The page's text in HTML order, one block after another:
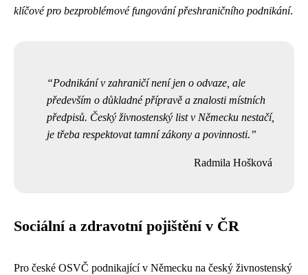
klíčové pro bezproblémové fungování přeshraničního podnikání.
Podnikání v zahraničí není jen o odvaze, ale
především o důkladné přípravě a znalosti místních
předpisů. Český živnostenský list v Německu nestačí,
je třeba respektovat tamní zákony a povinnosti.
Radmila Hošková
Sociální a zdravotní pojištění v ČR
Pro české OSVČ podnikající v Německu na český živnostenský